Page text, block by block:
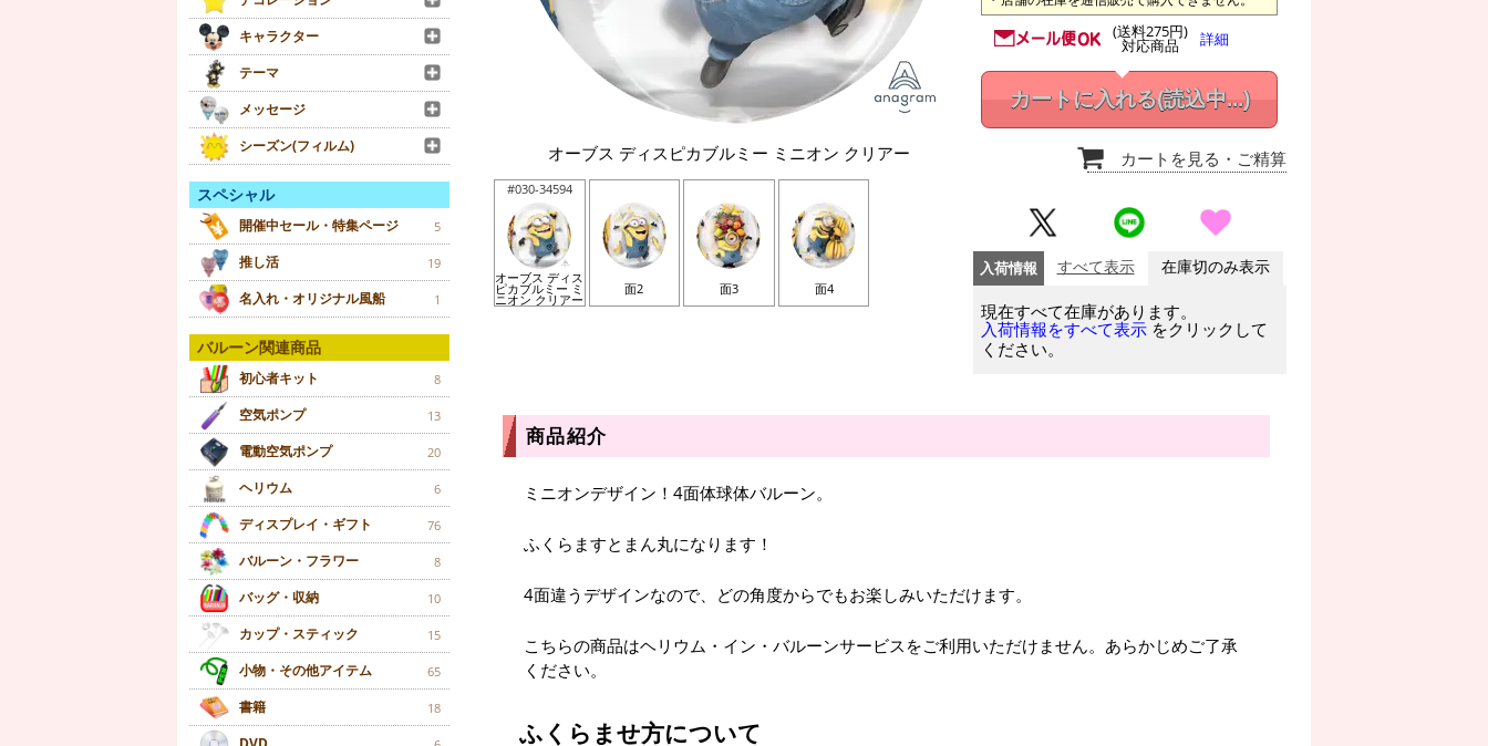
キャラクター
テーマ
メッセージ
シーズン(フィルム)
スペシャル
開催中セール・特集ページ 5
推し活 19
名入れ・オリジナル風船 1
バルーン関連商品
初心者キット 8
空気ポンプ 13
電動空気ポンプ 20
ヘリウム 6
ディスプレイ・ギフト 76
バルーン・フラワー 8
バッグ・収納 10
カップ・スティック 15
小物・その他アイテム 65
書籍 18
オーブス ディスピカブルミー ミニオン クリアー
#030-34594
オーブス ディス
ピカブルミー ミ
ニオン クリアー
面2 面3 面4
(送料275円)
対応商品 詳細
カートに入れる(読込中...)
カートを見る ・ご精算
入荷情報 すべて表示 在庫切のみ表示
現在すべて在庫があります。
入荷情報をすべて表示 をクリックして
ください。
商品紹介
ミニオンデザイン！4面体球体バルーン。
ふくらますとまん丸になります！
4面違うデザインなので、どの角度からでもお楽しみいただけます。
こちらの商品はヘリウム・イン・バルーンサービスをご利用いただけません。あらかじめご了承
ください。
ふくらませ方について